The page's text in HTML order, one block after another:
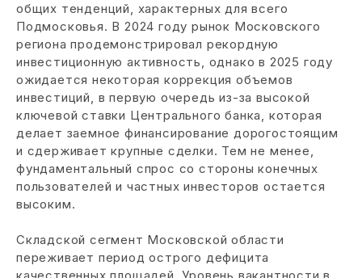
общих тенденций, характерных для всего
Подмосковья. В 2024 году рынок Московского
региона продемонстрировал рекордную
инвестиционную активность, однако в 2025 году
ожидается некоторая коррекция объемов
инвестиций, в первую очередь из-за высокой
ключевой ставки Центрального банка, которая
делает заемное финансирование дорогостоящим
и сдерживает крупные сделки. Тем не менее,
фундаментальный спрос со стороны конечных
пользователей и частных инвесторов остается
высоким.
Складской сегмент Московской области
переживает период острого дефицита